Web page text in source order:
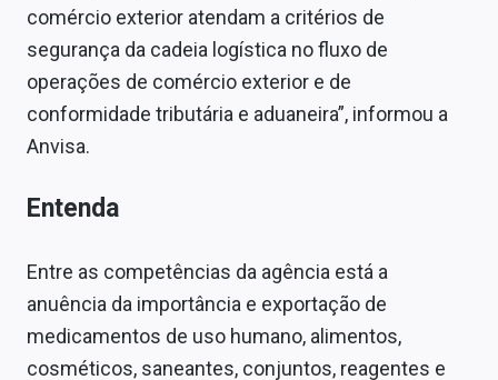
comércio exterior atendam a critérios de
segurança da cadeia logística no fluxo de
operações de comércio exterior e de
conformidade tributária e aduaneira”, informou a
Anvisa.
Entenda
Entre as competências da agência está a
anuência da importância e exportação de
medicamentos de uso humano, alimentos,
cosméticos, saneantes, conjuntos, reagentes e